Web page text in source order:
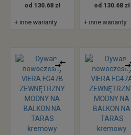
od 130.68 zł
+ inne warianty
od 130.68 zł
+ inne warianty